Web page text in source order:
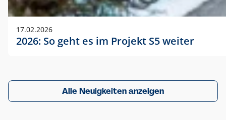
17.02.2026
2026: So geht es im Projekt S5 weiter
Alle Neuigkeiten anzeigen